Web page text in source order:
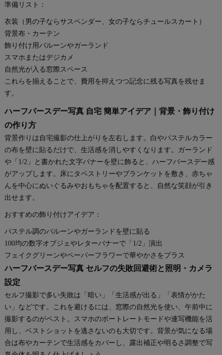
準備リスト：
衣装（男の子ならサスペンダー、女の子ならチュールスカート）
背景布・カーテン
飾り付け用バルーンやガーランド
スマホまたはデジカメ
自然光が入る窓際スペース
これらを揃えることで、費用を抑えつつ記念に残る写真を残せま
す。
ハーフバースデー写真 自宅 簡単アイデア｜背景・飾り付け
の作り方
背景作りは自宅撮影の仕上がりを左右します。白やパステルカラー
の布を壁に貼るだけで、生活感を消しやすくなります。ガーランド
や「1/2」と書かれた文字バナーを壁に飾ると、ハーフバースデー感
がアップします。床にタペストリーやブランケットを敷き、赤ちゃ
んを中心にぬいぐるみやおもちゃを配置すると、自然な笑顔が引き
出せます。
おすすめの飾り付けアイデア：
パステル調のバルーンやガーランドを壁に貼る
100均の数字オブジェやレターバナーで「1/2」演出
フェイクグリーンやペーパーフラワーで華やかさをプラス
ハーフバースデー写真 セルフの失敗回避術と照明・カメラ
設定
セルフ撮影で多い失敗は「暗い」「生活感が出る」「表情がかた
い」などです。これを避けるには、窓際の自然光を使い、午前中に
撮影するのがベスト。スマホのポートレートモードや連写機能を活
用し、ベストショットを逃さないのも大切です。背景が気になる場
合は布やカーテンで生活感をカバーし、露出補正や明るさ調整で写